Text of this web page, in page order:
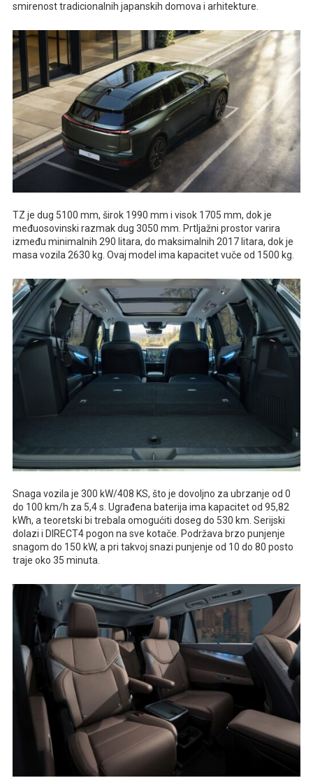
smirenost tradicionalnih japanskih domova i arhitekture.
TZ je dug 5100 mm, širok 1990 mm i visok 1705 mm, dok je
međuosovinski razmak dug 3050 mm. Prtljažni prostor varira
između minimalnih 290 litara, do maksimalnih 2017 litara, dok je
masa vozila 2630 kg. Ovaj model ima kapacitet vuče od 1500 kg.
Snaga vozila je 300 kW/408 KS, što je dovoljno za ubrzanje od 0
do 100 km/h za 5,4 s. Ugrađena baterija ima kapacitet od 95,82
kWh, a teoretski bi trebala omogućiti doseg do 530 km. Serijski
dolazi i DIRECT4 pogon na sve kotače. Podržava brzo punjenje
snagom do 150 kW, a pri takvoj snazi punjenje od 10 do 80 posto
traje oko 35 minuta.